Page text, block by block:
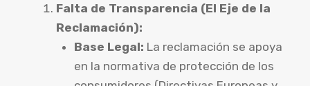
Falta de Transparencia (El Eje de la
Reclamación):
Base Legal: La reclamación se apoya
en la normativa de protección de los